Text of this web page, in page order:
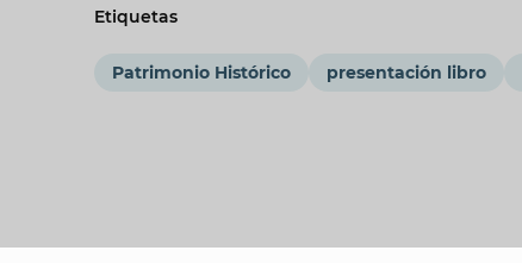
Etiquetas
Patrimonio Histórico presentación libro